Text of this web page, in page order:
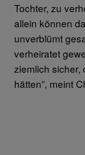
Tochter, zu
allein können
unverblümt
verheiratet
ziemlich sicher,
hätten”, meint